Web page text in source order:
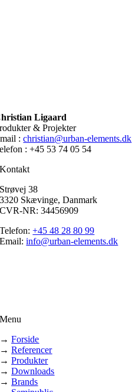
Ligaard
& Projekter
:christian@urban-elements.dk
: +45 53 74 05 54
Kontakt
Strøvej 38
3320 Skævinge, Danmark
CVR-NR: 34456909
Telefon:+45 48 28 80 99
Email:info@urban-elements.dk
Menu
→Forside
→Referencer
→Produkter
→Downloads
→Brands